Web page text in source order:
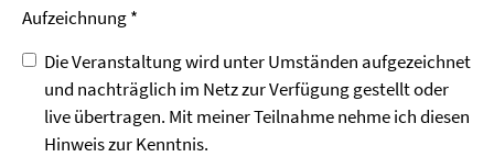
Aufzeichnung *
Die Veranstaltung wird unter Umständen aufgezeichnet
und nachträglich im Netz zur Verfügung gestellt oder
live übertragen. Mit meiner Teilnahme nehme ich diesen
Hinweis zur Kenntnis.